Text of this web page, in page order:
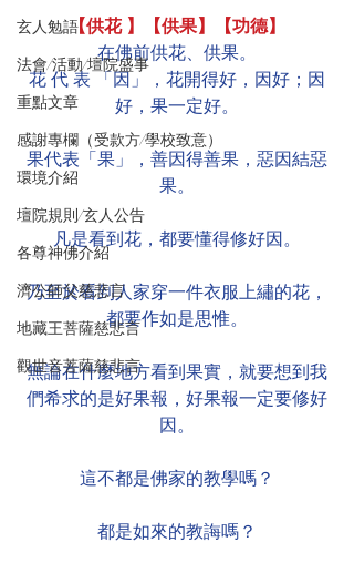
玄人勉語
法會/活動/壇院盛事
重點文章
感謝專欄（受款方/學校致意）
環境介紹
壇院規則/玄人公告
各尊神佛介紹
濟公師父慈悲言
地藏王菩薩慈悲言
觀世音菩薩慈悲言
【供花 】【供果】【功德】
在佛前供花、供果。
花 代 表 「因」，花開得好，因好；因
好，果一定好。
果代表「果」，善因得善果，惡因結惡
果。
凡是看到花，都要懂得修好因。
乃至於看到人家穿一件衣服上繡的花，
都要作如是思惟。
無論在什麼地方看到果實，就要想到我
們希求的是好果報，好果報一定要修好
因。
這不都是佛家的教學嗎？
都是如來的教誨嗎？